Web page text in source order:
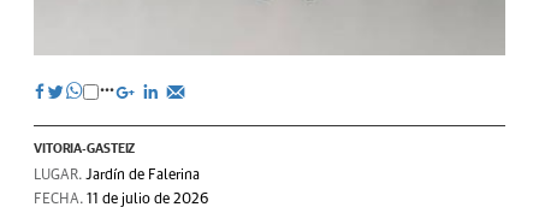
VITORIA-GASTEIZ
LUGAR. Jardín de Falerina
FECHA. 11 de julio de 2026